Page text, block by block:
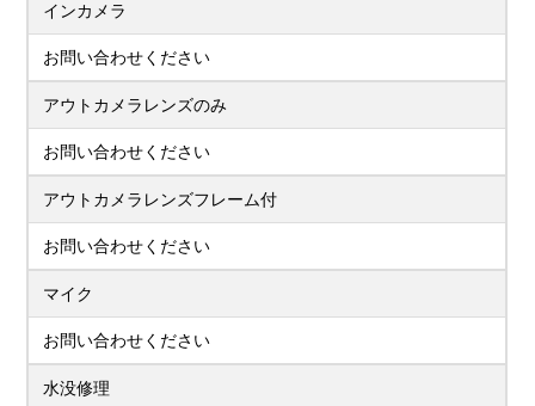
インカメラ
お問い合わせください
アウトカメラレンズのみ
お問い合わせください
アウトカメラレンズフレーム付
お問い合わせください
マイク
お問い合わせください
水没修理